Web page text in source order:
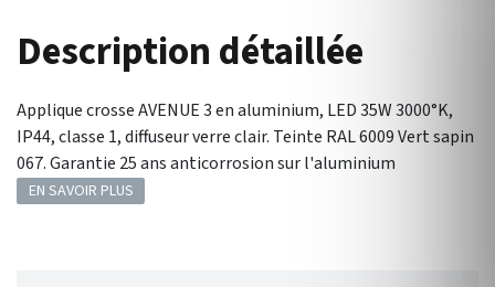
Description détaillée
Applique crosse AVENUE 3 en aluminium, LED 35W 3000°K,
IP44, classe 1, diffuseur verre clair. Teinte RAL 6009 Vert sapin
067. Garantie 25 ans anticorrosion sur l'aluminium
EN SAVOIR PLUS